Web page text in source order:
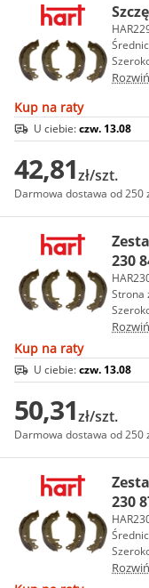
Kup na raty
U ciebie:czw. 13.08
42,81zł/szt.
Darmowa dostawa od 250
230
Strona
Kup na raty
U ciebie:czw. 13.08
50,31zł/szt.
Darmowa dostawa od 250
230